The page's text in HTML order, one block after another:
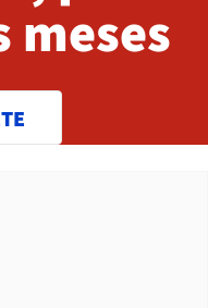
meses